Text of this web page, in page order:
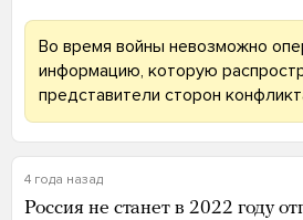
Во время войны невозможно
информацию, которую
представители сторон
4 года назад
Россия не станет в 2022 году